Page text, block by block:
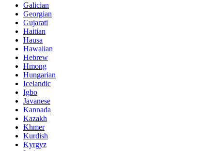
Galician
Georgian
Gujarati
Haitian
Hausa
Hawaiian
Hebrew
Hmong
Hungarian
Icelandic
Igbo
Javanese
Kannada
Kazakh
Khmer
Kurdish
Kyrgyz